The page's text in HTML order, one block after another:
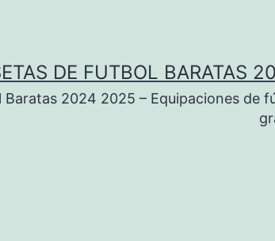
DE FUTBOL BARATAS
Baratas 2024 2025 – Equipaciones de